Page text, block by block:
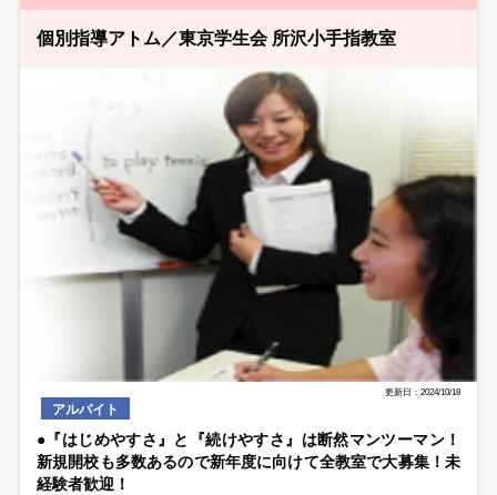
個別指導アトム／東京学生会 所沢小手指教室
更新日：2024/10/18
アルバイト
●『はじめやすさ』と『続けやすさ』は断然マンツーマン！
新規開校も多数あるので新年度に向けて全教室で大募集！未
経験者歓迎！